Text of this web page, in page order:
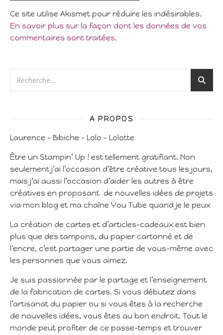
Ce site utilise Akismet pour réduire les indésirables.
En savoir plus sur la façon dont les données de vos
commentaires sont traitées.
A PROPOS
Laurence – Bibiche – Lolo – Lolotte
Être un Stampin’ Up ! est tellement gratifiant. Non
seulement j’ai l’occasion d’être créative tous les jours,
mais j’ai aussi l’occasion d’aider les autres à être
créatives en proposant de nouvelles idées de projets
via mon blog et ma chaîne You Tube quand je le peux
La création de cartes et d’articles-cadeaux est bien
plus que des tampons, du papier cartonné et de
l’encre, c’est partager une partie de vous-même avec
les personnes que vous aimez.
Je suis passionnée par le partage et l’enseignement
de la fabrication de cartes. Si vous débutez dans
l’artisanat du papier ou si vous êtes à la recherche
de nouvelles idées, vous êtes au bon endroit. Tout le
monde peut profiter de ce passe-temps et trouver